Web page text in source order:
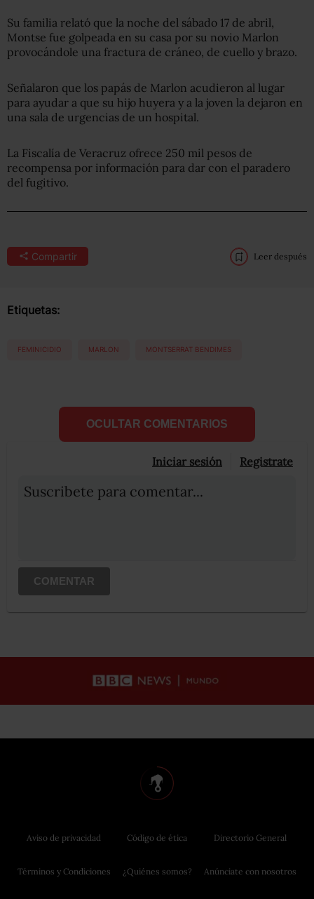
Su familia relató que la noche del sábado 17 de abril,
Montse fue golpeada en su casa por su novio Marlon
provocándole una fractura de cráneo, de cuello y brazo.
Señalaron que los papás de Marlon acudieron al lugar
para ayudar a que su hijo huyera y a la joven la dejaron en
una sala de urgencias de un hospital.
La Fiscalía de Veracruz ofrece 250 mil pesos de
recompensa por información para dar con el paradero
del fugitivo.
Compartir Leer después
Etiquetas:
FEMINICIDIO MARLON MONTSERRAT BENDIMES
OCULTAR COMENTARIOS
Iniciar sesión Registrate
Suscribete para comentar...
COMENTAR
Aviso de privacidad
Términos y Condiciones
Código de ética
¿Quiénes somos?
Directorio General
Anúnciate con nosotros